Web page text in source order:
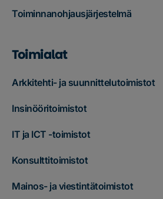
Toiminnanohjausjärjestelmä
Toimialat
Arkkitehti- ja suunnittelutoimistot
Insinööritoimistot
IT ja ICT -toimistot
Konsulttitoimistot
Mainos- ja viestintätoimistot